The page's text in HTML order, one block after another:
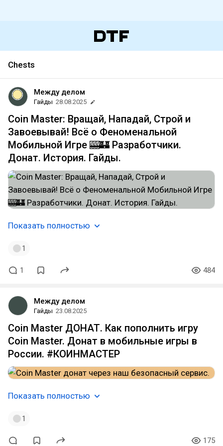
Chests
Между делом
Гайды 28.08.2025
Coin Master: Вращай, Нападай, Строй и
Завоевывай! Всё о Феноменальной
Мобильной Игре 🎰🏰 Разработчики.
Донат. История. Гайды.
Показать полностью
1
1 484
Между делом
Гайды 23.08.2025
Coin Master ДОНАТ. Как пополнить игру
Coin Master. Донат в мобильные игры в
России. #КОИНМАСТЕР
Показать полностью
1
175